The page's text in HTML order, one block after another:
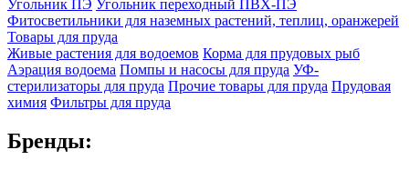
Угольник ПЭ Угольник переходный ПВХ-ПЭ
Фитосветильники для наземных растений, теплиц, оранжерей
Товары для пруда
Живые растения для водоемов Корма для прудовых рыб
Аэрация водоема Помпы и насосы для пруда УФ-
стерилизаторы для пруда Прочие товары для пруда Прудовая
химия Фильтры для пруда
Бренды: